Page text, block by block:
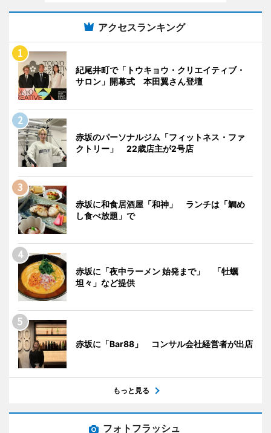
アクセスランキング
紀尾井町で「トウキョウ・クリエイティブ・
サロン」開幕式 本田翼さん登壇
赤坂のパーソナルジム「フィットネス・ファ
クトリー」 22歳店主が2号店
赤坂に和食居酒屋「和神」 ランチは「鯛め
し食べ放題」で
赤坂に「夜中ラーメン 始発まで」 「牡蠣
坦々」など提供
赤坂に「Bar88」 コンサル会社経営者が出店
もっと見る
フォトフラッシュ